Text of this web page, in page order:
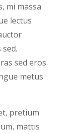
mi massa
lectus
sed eros
metus
pretium
mattis